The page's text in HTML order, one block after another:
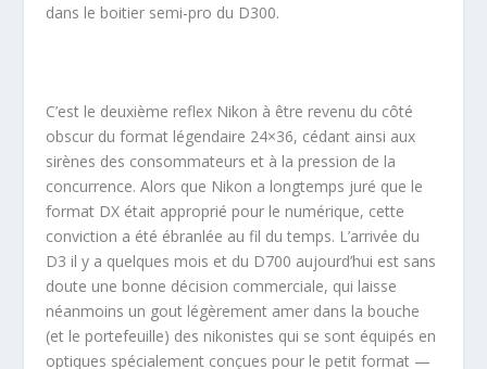
dans le boitier semi-pro du D300.
C’est le deuxième reflex Nikon à être revenu du côté
obscur du format légendaire 24×36, cédant ainsi aux
sirènes des consommateurs et à la pression de la
concurrence. Alors que Nikon a longtemps juré que le
format DX était approprié pour le numérique, cette
conviction a été ébranlée au fil du temps. L’arrivée du
D3 il y a quelques mois et du D700 aujourd’hui est sans
doute une bonne décision commerciale, qui laisse
néanmoins un gout légèrement amer dans la bouche
(et le portefeuille) des nikonistes qui se sont équipés en
optiques spécialement conçues pour le petit format —